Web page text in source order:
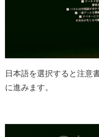
日本語を選択すると注意
に進みます。